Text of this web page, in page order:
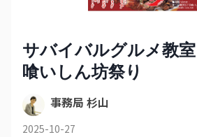
サバイバルグルメ教
喰いしん坊祭り
事務局 杉山
2025-10-27